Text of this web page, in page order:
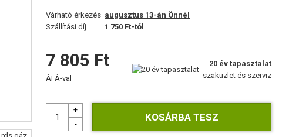
Várható érkezés augusztus 13-án Önnél
Szállítási díj
1 750 Ft-tól
7 805 Ft
ÁFÁ-val
20 év tapasztalat
szaküzlet és szerviz